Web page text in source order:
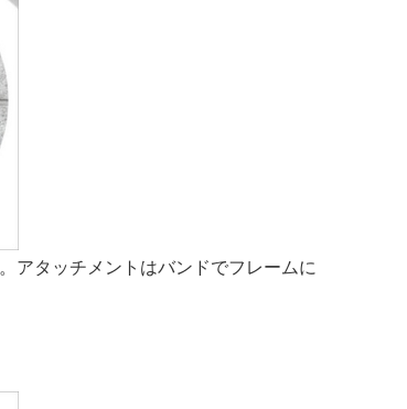
アタッチメントはバンドでフレームに